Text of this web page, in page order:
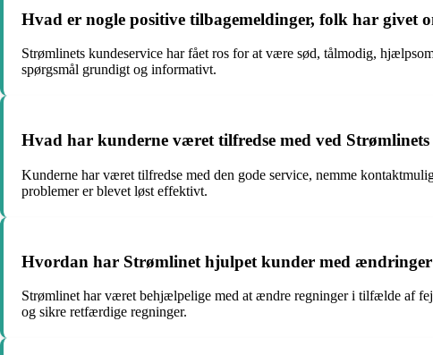
Hvad er nogle positive tilbagemeldinger, folk har givet
Strømlinets kundeservice har fået ros for at være sød, tålmodig,
spørgsmål grundigt og informativt.
Hvad har kunderne været tilfredse med ved Strømlinets
Kunderne har været tilfredse med den gode service, nemme
problemer er blevet løst effektivt.
Hvordan har Strømlinet hjulpet kunder med ændringer
Strømlinet har været behjælpelige med at ændre regninger i tilfælde af
og sikre retfærdige regninger.